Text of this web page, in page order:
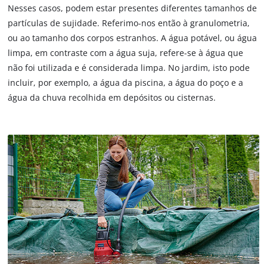
Nesses casos, podem estar presentes diferentes tamanhos de
partículas de sujidade. Referimo-nos então à granulometria,
ou ao tamanho dos corpos estranhos. A água potável, ou água
limpa, em contraste com a água suja, refere-se à água que
não foi utilizada e é considerada limpa. No jardim, isto pode
incluir, por exemplo, a água da piscina, a água do poço e a
água da chuva recolhida em depósitos ou cisternas.